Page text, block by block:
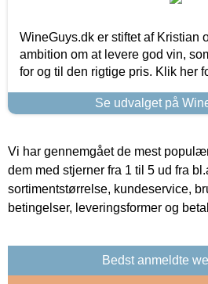
WineGuys.dk er stiftet af Kristian
ambition om at levere god vin,
for og til den rigtige pris. Klik her
Se udvalget på
Vi har gennemgået de mest
dem med stjerner fra 1 til 5 ud fra
sortimentstørrelse, kundeservice,
betingelser, leveringsformer og
Bedst anmeldte